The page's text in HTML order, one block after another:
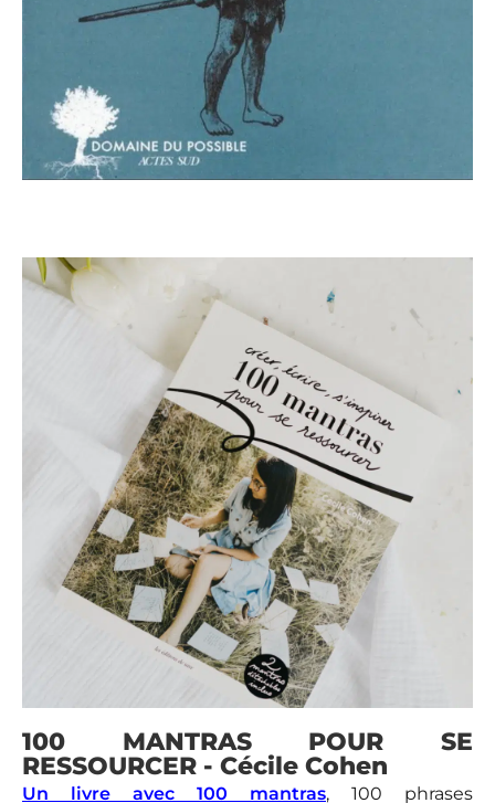
100 MANTRAS POUR SE
RESSOURCER - Cécile Cohen
Un livre avec 100 mantras, 100 phrases